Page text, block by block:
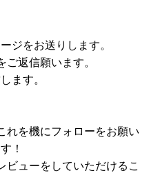
ジをお送りします。
返信願います。
ます。
れを機にフォローをお願い
！
ビューをしていただけるこ